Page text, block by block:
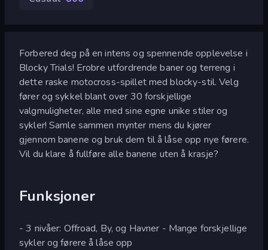
Forbered deg på en intens og spennende opplevelse i
Blocky Trials! Erobre utfordrende baner og terreng i
dette raske motocross-spillet med blocky-stil. Velg
fører og sykkel blant over 30 forskjellige
valgmuligheter, alle med sine egne unike stiler og
sykler! Samle sammen mynter mens du kjører
gjennom banene og bruk dem til å låse opp nye førere.
Vil du klare å fullføre alle banene uten å krasje?
Funksjoner
- 3 nivåer: Offroad, By, og Havner - Mange forskjellige
sykler og førere å låse opp